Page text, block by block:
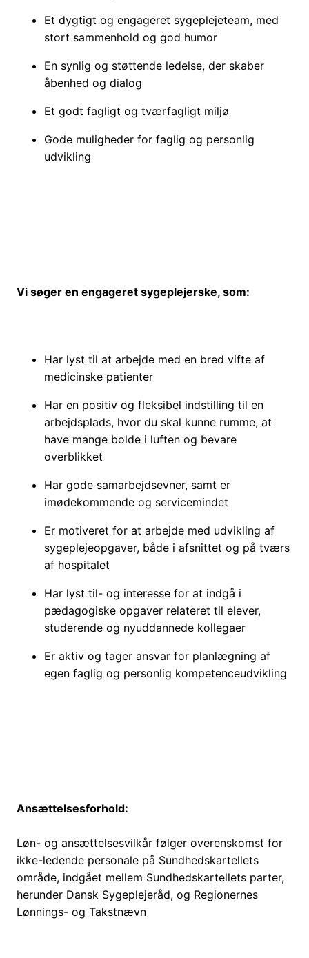
Et dygtigt og engageret sygeplejeteam, med
stort sammenhold og god humor
En synlig og støttende ledelse, der skaber
åbenhed og dialog
Et godt fagligt og tværfagligt miljø
Gode muligheder for faglig og personlig
udvikling
Vi søger en engageret sygeplejerske, som:
Har lyst til at arbejde med en bred vifte af
medicinske patienter
Har en positiv og fleksibel indstilling til en
arbejdsplads, hvor du skal kunne rumme, at
have mange bolde i luften og bevare
overblikket
Har gode samarbejdsevner, samt er
imødekommende og servicemindet
Er motiveret for at arbejde med udvikling af
sygeplejeopgaver, både i afsnittet og på tværs
af hospitalet
Har lyst til- og interesse for at indgå i
pædagogiske opgaver relateret til elever,
studerende og nyuddannede kollegaer
Er aktiv og tager ansvar for planlægning af
egen faglig og personlig kompetenceudvikling
Ansættelsesforhold:
Løn- og ansættelsesvilkår følger overenskomst for
ikke-ledende personale på Sundhedskartellets
område, indgået mellem Sundhedskartellets parter,
herunder Dansk Sygeplejeråd, og Regionernes
Lønnings- og Takstnævn